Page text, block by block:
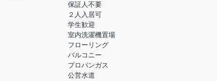
保証人不要
２人入居可
学生歓迎
室内洗濯機置場
フローリング
バルコニー
プロパンガス
公営水道